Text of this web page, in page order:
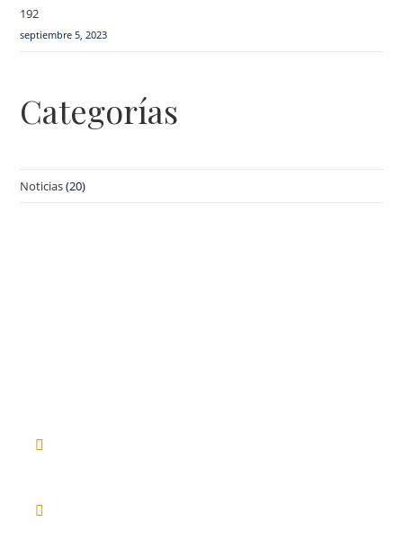
192
septiembre 5, 2023
Categorías
Noticias(20)